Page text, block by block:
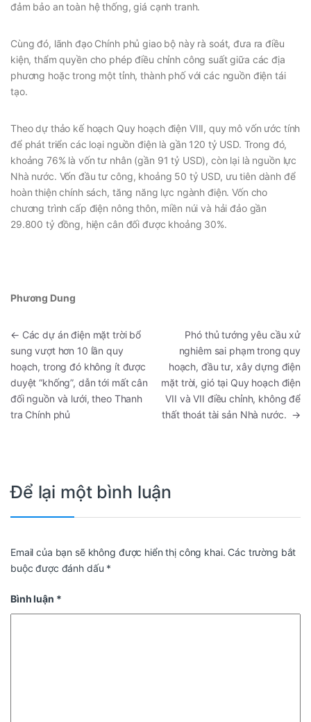
đảm bảo an toàn hệ thống, giá cạnh tranh.
Cùng đó, lãnh đạo Chính phủ giao bộ này rà soát, đưa ra điều
kiện, thẩm quyền cho phép điều chỉnh công suất giữa các địa
phương hoặc trong một tỉnh, thành phố với các nguồn điện tái
tạo.
Theo dự thảo kế hoạch Quy hoạch điện VIII, quy mô vốn ước tính
để phát triển các loại nguồn điện là gần 120 tỷ USD. Trong đó,
khoảng 76% là vốn tư nhân (gần 91 tỷ USD), còn lại là nguồn lực
Nhà nước. Vốn đầu tư công, khoảng 50 tỷ USD, ưu tiên dành để
hoàn thiện chính sách, tăng năng lực ngành điện. Vốn cho
chương trình cấp điện nông thôn, miền núi và hải đảo gần
29.800 tỷ đồng, hiện cân đối được khoảng 30%.
Phương Dung
← Các dự án điện mặt trời bổ
sung vượt hơn 10 lần quy
hoạch, trong đó không ít được
duyệt “khống”, dẫn tới mất cân
đối nguồn và lưới, theo Thanh
tra Chính phủ
Phó thủ tướng yêu cầu xử
nghiêm sai phạm trong quy
hoạch, đầu tư, xây dựng điện
mặt trời, gió tại Quy hoạch điện
VII và VII điều chỉnh, không để
thất thoát tài sản Nhà nước. →
Để lại một bình luận
Email của bạn sẽ không được hiển thị công khai. Các trường bắt
buộc được đánh dấu *
Bình luận *